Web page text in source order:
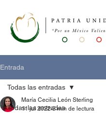
Entrada
Todas las entradas
Todas las entradas
María Cecilia León Sterling
11 jul 2022 3 min de lectura